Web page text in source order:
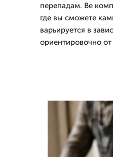
перепадам. Ве
где вы сможете
варьируется в
ориентировочно